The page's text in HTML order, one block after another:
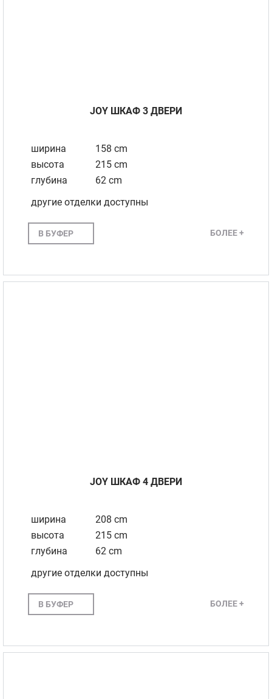
JOY ШКАФ 3 ДВЕРИ
ширина
158 cm
высота
215 cm
глубина
62 cm
другие отделки доступны
В БУФЕР БОЛЕЕ +
JOY ШКАФ 4 ДВЕРИ
ширина
208 cm
высота
215 cm
глубина
62 cm
другие отделки доступны
В БУФЕР БОЛЕЕ +